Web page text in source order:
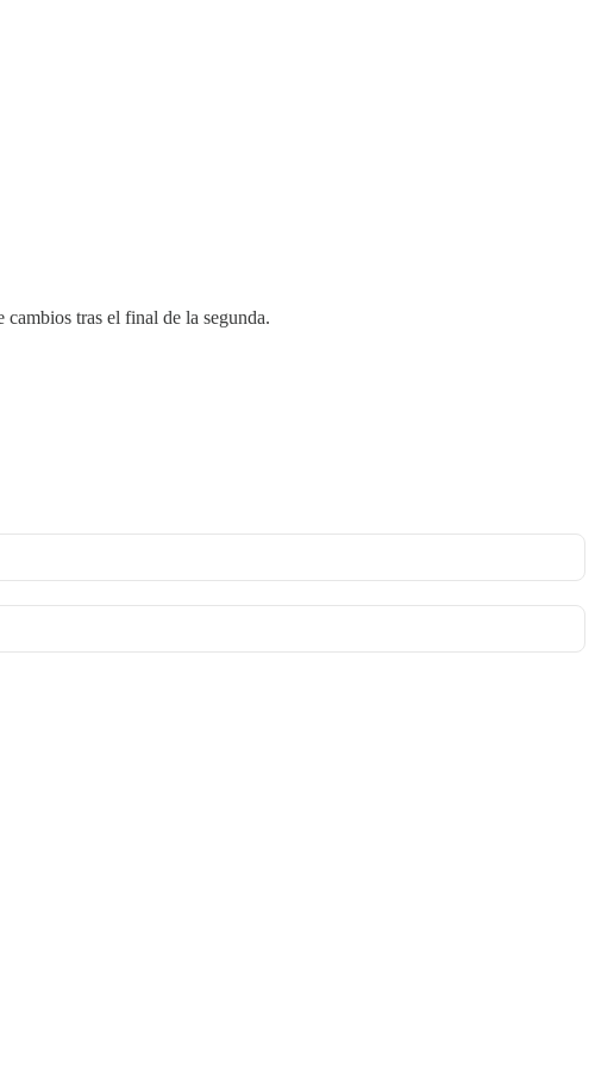
cambios tras el final de la segunda.